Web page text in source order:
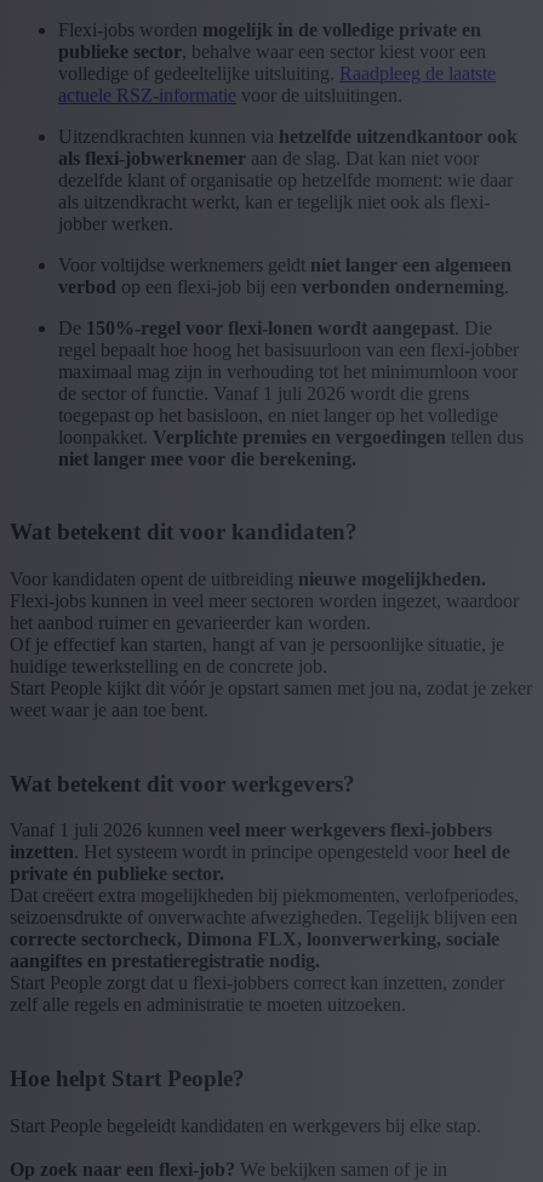
Flexi-jobs worden mogelijk in de volledige private en
publieke sector, behalve waar een sector kiest voor een
volledige of gedeeltelijke uitsluiting. Raadpleeg de laatste
actuele RSZ-informatie voor de uitsluitingen.
Uitzendkrachten kunnen via hetzelfde uitzendkantoor ook
als flexi-jobwerknemer aan de slag. Dat kan niet voor
dezelfde klant of organisatie op hetzelfde moment: wie daar
als uitzendkracht werkt, kan er tegelijk niet ook als flexi-
jobber werken.
Voor voltijdse werknemers geldt niet langer een algemeen
verbod op een flexi-job bij een verbonden onderneming.
De 150%-regel voor flexi-lonen wordt aangepast. Die
regel bepaalt hoe hoog het basisuurloon van een flexi-jobber
maximaal mag zijn in verhouding tot het minimumloon voor
de sector of functie. Vanaf 1 juli 2026 wordt die grens
toegepast op het basisloon, en niet langer op het volledige
loonpakket. Verplichte premies en vergoedingen tellen dus
niet langer mee voor die berekening.
Wat betekent dit voor kandidaten?
Voor kandidaten opent de uitbreiding nieuwe mogelijkheden.
Flexi-jobs kunnen in veel meer sectoren worden ingezet, waardoor
het aanbod ruimer en gevarieerder kan worden.
Of je effectief kan starten, hangt af van je persoonlijke situatie, je
huidige tewerkstelling en de concrete job.
Start People kijkt dit vóór je opstart samen met jou na, zodat je zeker
weet waar je aan toe bent.
Wat betekent dit voor werkgevers?
Vanaf 1 juli 2026 kunnen veel meer werkgevers flexi-jobbers
inzetten. Het systeem wordt in principe opengesteld voor heel de
private én publieke sector.
Dat creëert extra mogelijkheden bij piekmomenten, verlofperiodes,
seizoensdrukte of onverwachte afwezigheden. Tegelijk blijven een
correcte sectorcheck, Dimona FLX, loonverwerking, sociale
aangiftes en prestatieregistratie nodig.
Start People zorgt dat u flexi-jobbers correct kan inzetten, zonder
zelf alle regels en administratie te moeten uitzoeken.
Hoe helpt Start People?
Start People begeleidt kandidaten en werkgevers bij elke stap.
Op zoek naar een flexi-job? We bekijken samen of je in